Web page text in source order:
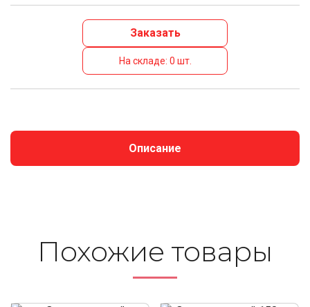
Заказать
На складе: 0 шт.
Описание
Похожие то­ва­ры